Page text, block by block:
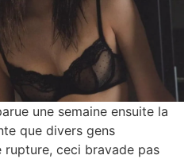
une semaine ensuite la
que divers gens
rupture, ceci bravade pas